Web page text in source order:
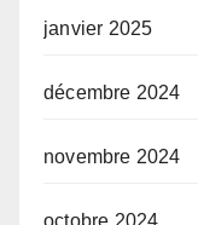
janvier 2025
décembre 2024
novembre 2024
octobre 2024